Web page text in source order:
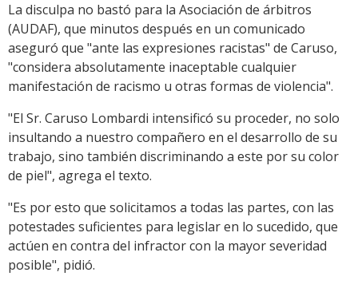
La disculpa no bastó para la Asociación de árbitros
(AUDAF), que minutos después en un comunicado
aseguró que "ante las expresiones racistas" de Caruso,
"considera absolutamente inaceptable cualquier
manifestación de racismo u otras formas de violencia".
"El Sr. Caruso Lombardi intensificó su proceder, no solo
insultando a nuestro compañero en el desarrollo de su
trabajo, sino también discriminando a este por su color
de piel", agrega el texto.
"Es por esto que solicitamos a todas las partes, con las
potestades suficientes para legislar en lo sucedido, que
actúen en contra del infractor con la mayor severidad
posible", pidió.